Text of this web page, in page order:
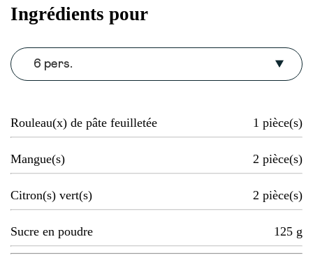
Ingrédients pour
6 pers.
Rouleau(x) de pâte feuilletée 1 pièce(s)
Mangue(s) 2 pièce(s)
Citron(s) vert(s) 2 pièce(s)
Sucre en poudre 125 g